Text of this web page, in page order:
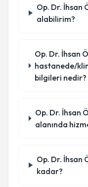
Op. Dr. İhsan
alabilirim?
Op. Dr. İhsan
hastanede/
bilgileri nedir?
Op. Dr. İhsan
alanında
Op. Dr. İhsan
kadar?